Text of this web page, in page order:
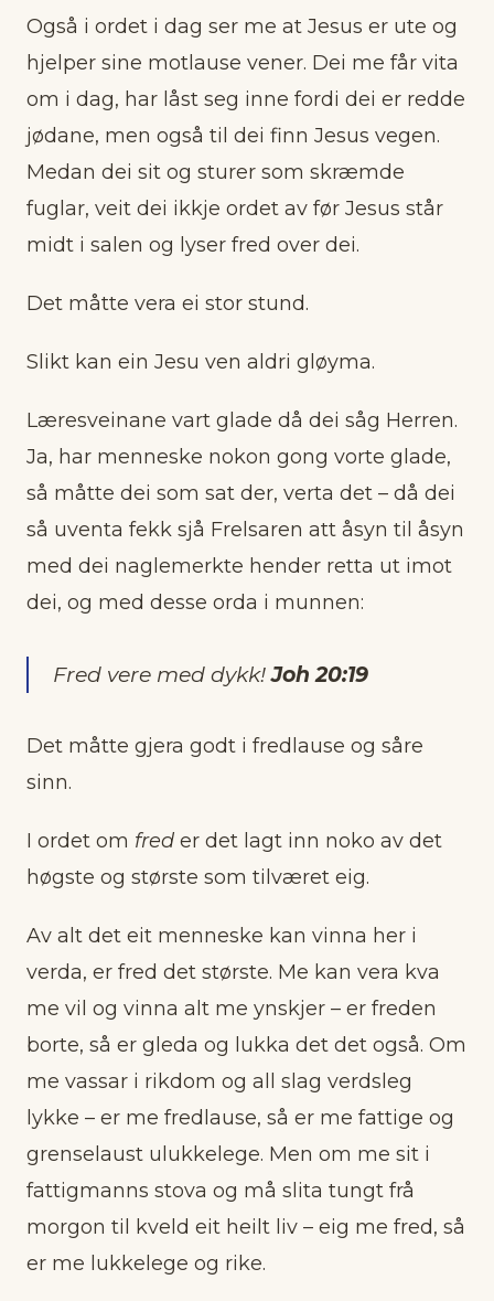
Også i ordet i dag ser me at Jesus er ute og
hjelper sine motlause vener. Dei me får vita
om i dag, har låst seg inne fordi dei er redde
jødane, men også til dei finn Jesus vegen.
Medan dei sit og sturer som skræmde
fuglar, veit dei ikkje ordet av før Jesus står
midt i salen og lyser fred over dei.
Det måtte vera ei stor stund.
Slikt kan ein Jesu ven aldri gløyma.
Læresveinane vart glade då dei såg Herren.
Ja, har menneske nokon gong vorte glade,
så måtte dei som sat der, verta det – då dei
så uventa fekk sjå Frelsaren att åsyn til åsyn
med dei naglemerkte hender retta ut imot
dei, og med desse orda i munnen:
Fred vere med dykk!Joh 20:19
Det måtte gjera godt i fredlause og såre
sinn.
I ordet om fred er det lagt inn noko av det
høgste og største som tilværet eig.
Av alt det eit menneske kan vinna her i
verda, er fred det største. Me kan vera kva
me vil og vinna alt me ynskjer – er freden
borte, så er gleda og lukka det det også. Om
me vassar i rikdom og all slag verdsleg
lykke – er me fredlause, så er me fattige og
grenselaust ulukkelege. Men om me sit i
fattigmanns stova og må slita tungt frå
morgon til kveld eit heilt liv – eig me fred, så
er me lukkelege og rike.